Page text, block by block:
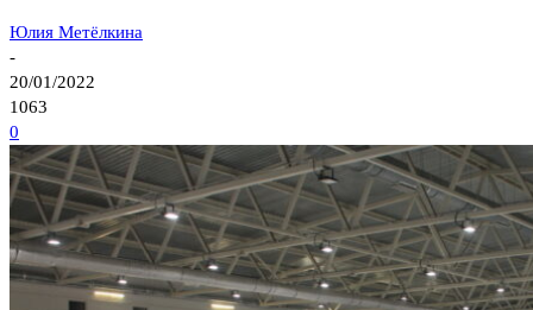
Юлия Метёлкина
-
20/01/2022
1063
0